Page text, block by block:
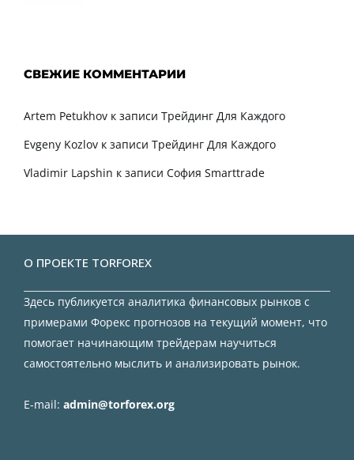
СВЕЖИЕ КОММЕНТАРИИ
Artem Petukhov к записи Трейдинг Для Каждого
Evgeny Kozlov к записи Трейдинг Для Каждого
Vladimir Lapshin к записи София Smarttrade
О ПРОЕКТЕ TORFOREX
Здесь публикуется аналитика финансовых рынков с
примерами Форекс прогнозов на текущий момент, что
помогает начинающим трейдерам научиться
самостоятельно мыслить и анализировать рынок.
E-mail: admin@torforex.org